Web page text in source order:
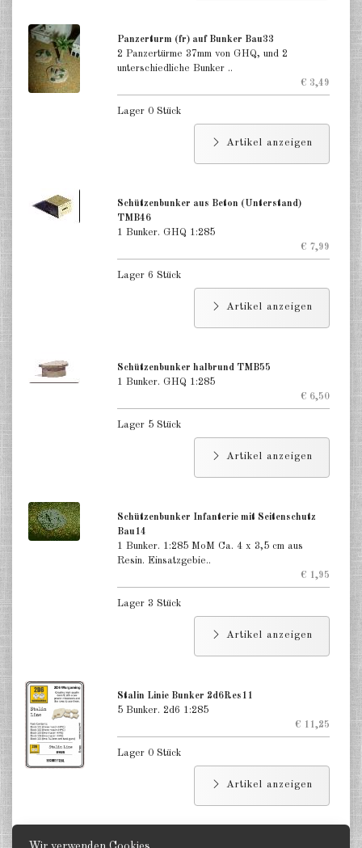
Panzerturm (fr) auf Bunker Bau33
2 Panzertürme 37mm von GHQ, und 2
unterschiedliche Bunker ..
€ 3,49
Lager 0 Stück
Artikel anzeigen
Schützenbunker aus Beton (Unterstand)
TMB46
1 Bunker. GHQ 1:285
€ 7,99
Lager 6 Stück
Artikel anzeigen
Schützenbunker halbrund TMB55
1 Bunker. GHQ 1:285
€ 6,50
Lager 5 Stück
Artikel anzeigen
Schützenbunker Infanterie mit Seitenschutz
Bau14
1 Bunker. 1:285 MoM Ca. 4 x 3,5 cm aus
Resin. Einsatzgebie..
€ 1,95
Lager 3 Stück
Artikel anzeigen
Stalin Linie Bunker 2d6Res11
5 Bunker. 2d6 1:285
€ 11,25
Lager 0 Stück
Artikel anzeigen